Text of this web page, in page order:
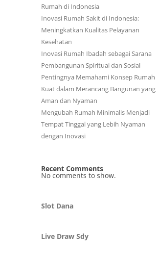
Rumah di Indonesia
Inovasi Rumah Sakit di Indonesia:
Meningkatkan Kualitas Pelayanan
Kesehatan
Inovasi Rumah Ibadah sebagai Sarana
Pembangunan Spiritual dan Sosial
Pentingnya Memahami Konsep Rumah
Kuat dalam Merancang Bangunan yang
Aman dan Nyaman
Mengubah Rumah Minimalis Menjadi
Tempat Tinggal yang Lebih Nyaman
dengan Inovasi
Recent Comments
No comments to show.
Slot Dana
Live Draw Sdy